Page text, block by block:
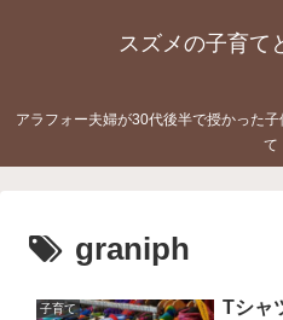
スズメの子育て
アラフォー夫婦が30代後半で授かった
て
graniph
子育て
Tシャ